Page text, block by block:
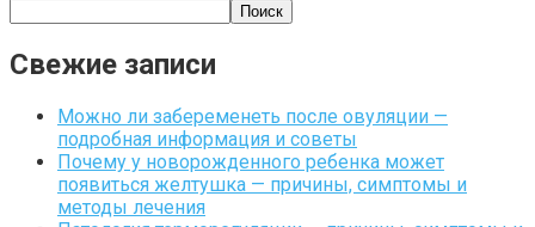
Поиск
Свежие записи
Можно ли забеременеть после овуляции —
подробная информация и советы
Почему у новорожденного ребенка может
появиться желтушка — причины, симптомы и
методы лечения